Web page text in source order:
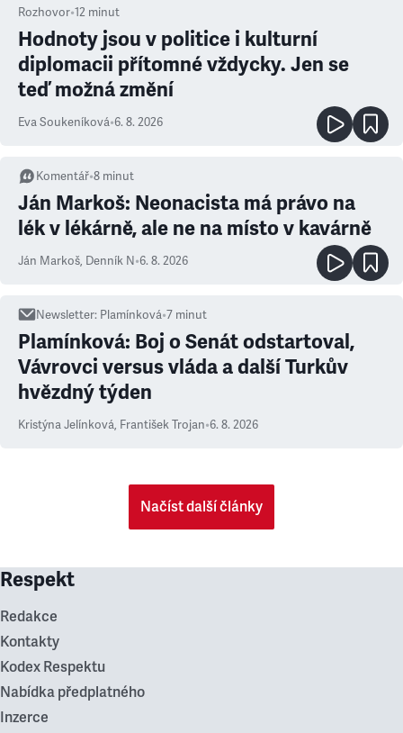
Rozhovor•12 minut
Hodnoty jsou v politice i kulturní
diplomacii přítomné vždycky. Jen se
teď možná změní
Eva Soukeníková•6. 8. 2026
Komentář•8 minut
Ján Markoš: Neonacista má právo na
lék v lékárně, ale ne na místo v kavárně
Ján Markoš, Denník N•6. 8. 2026
Newsletter: Plamínková•7 minut
Plamínková: Boj o Senát odstartoval,
Vávrovci versus vláda a další Turkův
hvězdný týden
Kristýna Jelínková, František Trojan•6. 8. 2026
Načíst další články
Respekt
Redakce
Kontakty
Kodex Respektu
Nabídka předplatného
Inzerce